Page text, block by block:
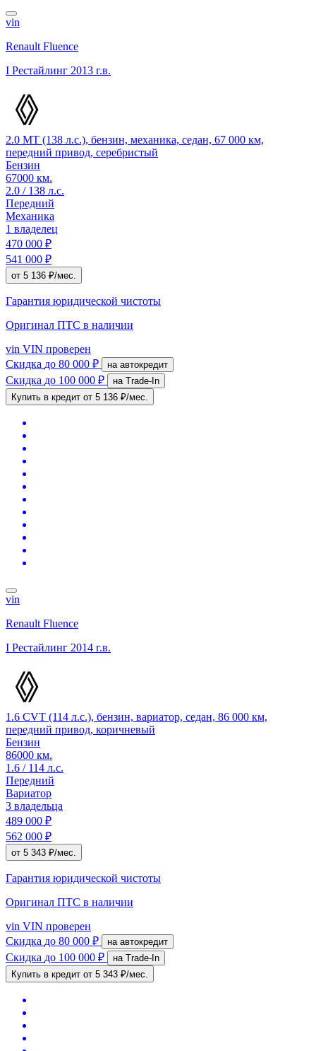
vin
Renault Fluence
I Рестайлинг 2013 г.в.
2.0 MT (138 л.с.), бензин, механика, седан, 67 000 км,
передний привод, серебристый
Бензин
67000 км.
2.0 / 138 л.с.
Передний
Механика
1 владелец
470 000 ₽
541 000 ₽
от 5 136 ₽/мес.
Гарантия юридической чистоты
Оригинал ПТС в наличии
vin VIN проверен
Скидка до 80 000 ₽ на автокредит
Скидка до 100 000 ₽
на Trade-In
Купить в кредит от 5 136 ₽/мес.
vin
Renault Fluence
I Рестайлинг 2014 г.в.
1.6 CVT (114 л.с.), бензин, вариатор, седан, 86 000 км,
передний привод, коричневый
Бензин
86000 км.
1.6 / 114 л.с.
Передний
Вариатор
3 владельца
489 000 ₽
562 000 ₽
от 5 343 ₽/мес.
Гарантия юридической чистоты
Оригинал ПТС в наличии
vin VIN проверен
Скидка до 80 000 ₽ на автокредит
Скидка до 100 000 ₽
на Trade-In
Купить в кредит от 5 343 ₽/мес.